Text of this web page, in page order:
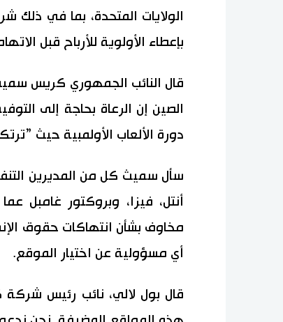
الولايات المتحدة، بما في
بإعطاء الأولوية للأرباح قبل
قال النائب الجمهوري كريس
الصين إن الرعاة بحاجة إلى
دورة الألعاب الأولمبية حيث
سأل سميث كل من المديرين
أنتل، فيزا، وبروكتور غامبل
مخاوف بشأن انتهاكات حقوق
أي مسؤولية عن اختيار الموقع.
قال بول لالي، نائب رئيس شركة